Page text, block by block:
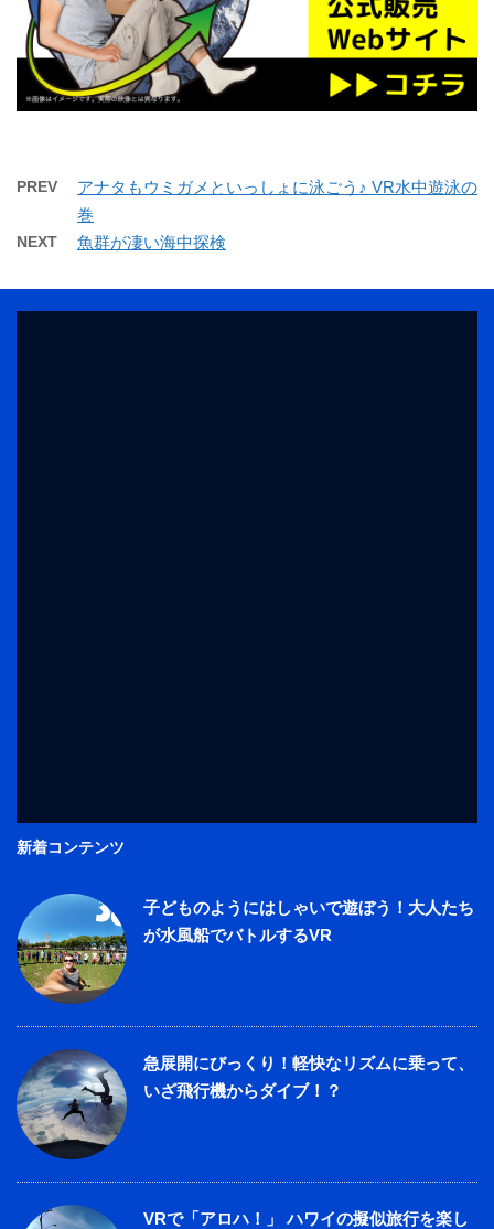
PREV
アナタもウミガメといっしょに泳ごう♪ VR水中遊泳の
巻
NEXT 魚群が凄い海中探検
新着コンテンツ
子どものようにはしゃいで遊ぼう！大人たち
が水風船でバトルするVR
急展開にびっくり！軽快なリズムに乗って、
いざ飛行機からダイブ！？
VRで「アロハ！」 ハワイの擬似旅行を楽し